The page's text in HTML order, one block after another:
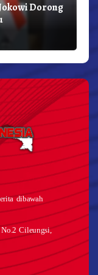
Dorong
dibawah
Cileungsi,